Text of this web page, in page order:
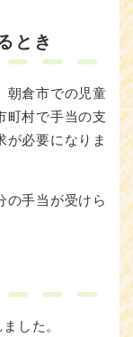
とき
朝倉市での児童
町村で手当の支
が必要になりま
手当が受けら
した。